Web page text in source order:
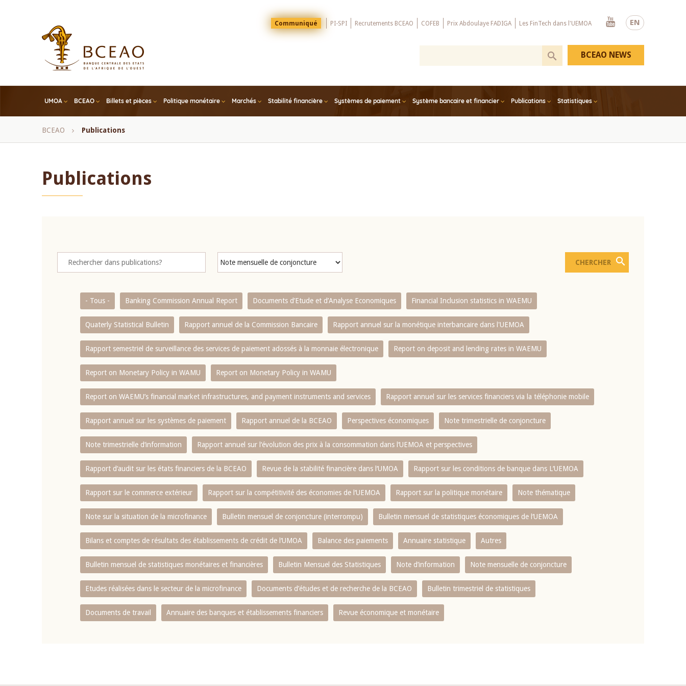
EN
Menu
Top
Communiqué PI-SPI Recrutements BCEAO COFEB Prix Abdoulaye FADIGA Les FinTech dans l'UEMOA
Youtube
UMOA BCEAO Billets et pièces Politique monétaire Marchés Stabilité financière Systèmes de paiement Système bancaire et financier Publications Statistiques
BCEAO NEWS
Fil
BCEAO Publications
Publications
- Tous - Banking Commission Annual Report Documents d’Etude et d’Analyse Economiques Financial Inclusion statistics in WAEMU
Quaterly Statistical Bulletin Rapport annuel de la Commission Bancaire Rapport annuel sur la monétique interbancaire dans l'UEMOA
Rapport semestriel de surveillance des services de paiement adossés à la monnaie électronique Report on deposit and lending rates in WAEMU
Report on Monetary Policy in WAMU Report on Monetary Policy in WAMU
Report on WAEMU’s financial market infrastructures, and payment instruments and services Rapport annuel sur les services financiers via la téléphonie mobile
Rapport annuel sur les systèmes de paiement Rapport annuel de la BCEAO Perspectives économiques Note trimestrielle de conjoncture
Note trimestrielle d‘information Rapport annuel sur l‘évolution des prix à la consommation dans l‘UEMOA et perspectives
Rapport d‘audit sur les états financiers de la BCEAO Revue de la stabilité financière dans l‘UMOA Rapport sur les conditions de banque dans L‘UEMOA
Rapport sur le commerce extérieur Rapport sur la compétitivité des économies de l‘UEMOA Rapport sur la politique monétaire Note thématique
Note sur la situation de la microfinance Bulletin mensuel de conjoncture (interrompu) Bulletin mensuel de statistiques économiques de l‘UEMOA
Bilans et comptes de résultats des établissements de crédit de l‘UMOA Balance des paiements Annuaire statistique Autres
Bulletin mensuel de statistiques monétaires et financières Bulletin Mensuel des Statistiques Note d’information Note mensuelle de conjoncture
Etudes réalisées dans le secteur de la microfinance Documents d’études et de recherche de la BCEAO Bulletin trimestriel de statistiques
Documents de travail Annuaire des banques et établissements financiers Revue économique et monétaire